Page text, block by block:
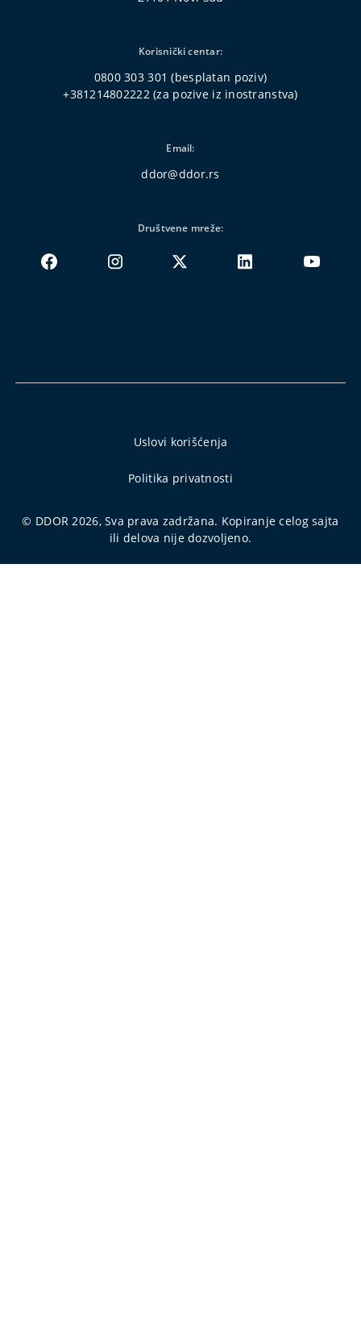
Korisnički centar:
0800 303 301 (besplatan poziv)
+381214802222(za pozive iz inostranstva)
Email:
ddor@ddor.rs
Društvene mreže:
© DDOR 2026, Sva prava zadržana. Kopiranje celog sajta
ili delova nije dozvoljeno.
Uslovi korišćenja
Politika privatnosti